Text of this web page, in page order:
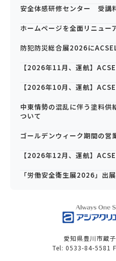
安全体感研修センター 受講
ホームページを全面リニュー
防犯防災総合展2026に
【2026年11月、運航】
【2026年10月、運航】
中東情勢の混乱に伴う塗料供
ついて
ゴールデンウィーク期間の営
【2026年12月、運航】
「労働安全衛生展2026」出
愛知県豊川市蔵
Tel: 0533-84-5581